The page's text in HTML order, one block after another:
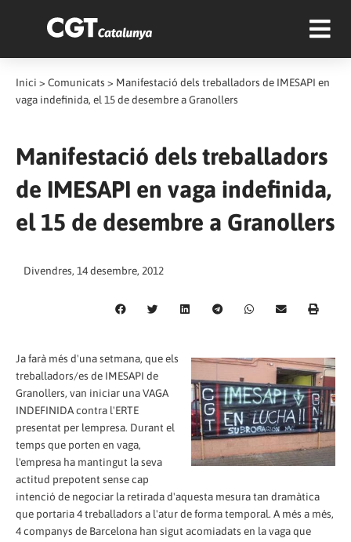
Inici > Comunicats > Manifestació dels treballadors de IMESAPI en
vaga indefinida, el 15 de desembre a Granollers
Manifestació dels treballadors
de IMESAPI en vaga indefinida,
el 15 de desembre a Granollers
Divendres, 14 desembre, 2012
Ja farà més d'una setmana, que els
treballadors/es de IMESAPI de
Granollers, van iniciar una VAGA
INDEFINIDA contra l'ERTE
presentat per lempresa. Durant el
temps que porten en vaga,
l'empresa ha mantingut la seva
actitud prepotent sense cap
intenció de negociar la retirada d'aquesta mesura tan dramàtica
que portaria 4 treballadors a l'atur de forma temporal. A més a més,
4 companys de Barcelona han sigut acomiadats en la vaga que